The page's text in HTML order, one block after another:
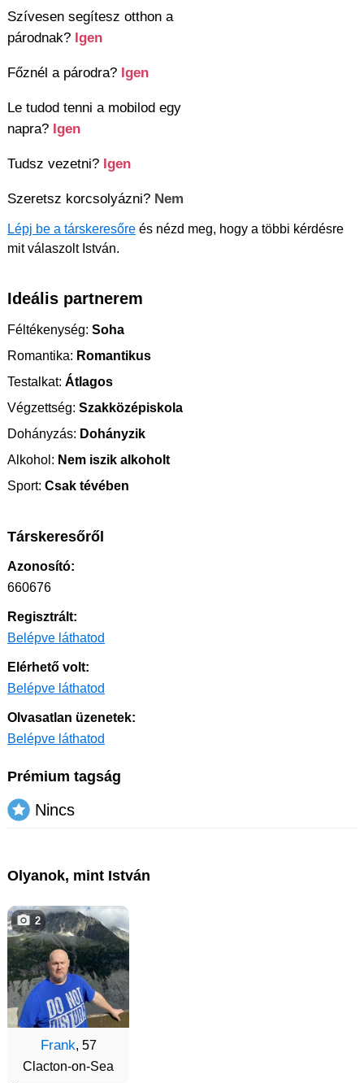
Szívesen segítesz otthon a
párodnak? Igen
Főznél a párodra? Igen
Le tudod tenni a mobilod egy
napra? Igen
Tudsz vezetni? Igen
Szeretsz korcsolyázni? Nem
Lépj be a társkeresőre és nézd meg, hogy a többi kérdésre
mit válaszolt István.
Ideális partnerem
Féltékenység: Soha
Romantika: Romantikus
Testalkat: Átlagos
Végzettség: Szakközépiskola
Dohányzás: Dohányzik
Alkohol: Nem iszik alkoholt
Sport: Csak tévében
Társkeresőről
Azonosító:
660676
Regisztrált:
Belépve láthatod
Elérhető volt:
Belépve láthatod
Olvasatlan üzenetek:
Belépve láthatod
Prémium tagság
Nincs
Olyanok, mint István
Frank, 57
Clacton-on-Sea
2